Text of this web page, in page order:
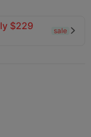
$229
sale 